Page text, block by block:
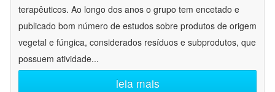
terapêuticos. Ao longo dos anos o grupo tem encetado e
publicado bom número de estudos sobre produtos de origem
vegetal e fúngica, considerados resíduos e subprodutos, que
possuem atividade...
leia mais